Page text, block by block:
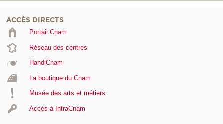
ACCÈS DIRECTS
Portail Cnam
Réseau des centres
HandiCnam
La boutique du Cnam
Musée des arts et métiers
Accès à IntraCnam